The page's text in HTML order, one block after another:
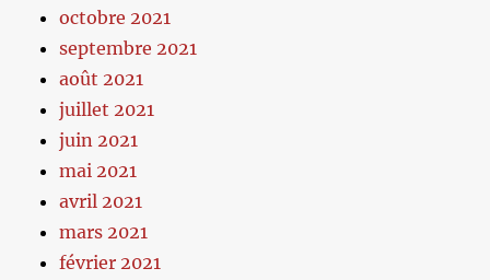
octobre 2021
septembre 2021
août 2021
juillet 2021
juin 2021
mai 2021
avril 2021
mars 2021
février 2021